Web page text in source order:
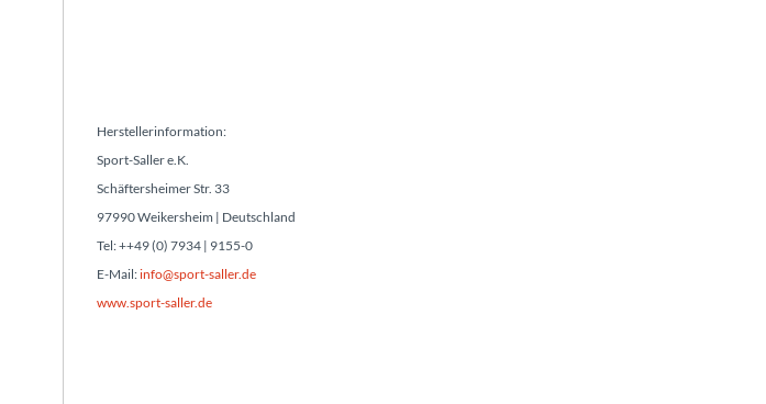
Herstellerinformation:
Sport-Saller e.K.
Schäftersheimer Str. 33
97990 Weikersheim | Deutschland
Tel: ++49 (0) 7934 | 9155-0
E-Mail:info@sport-saller.de
www.sport-saller.de